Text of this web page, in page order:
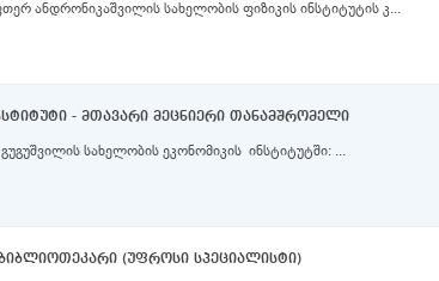
ანდრონიკაშვილის სახელობის ფიზიკის ინსტიტუტის კ...
- მთავარი მეცნიერი თანამშრომელი
სახელობის ეკონომიკის ინსტიტუტში: ...
(უფროსი სპეციალისტი)